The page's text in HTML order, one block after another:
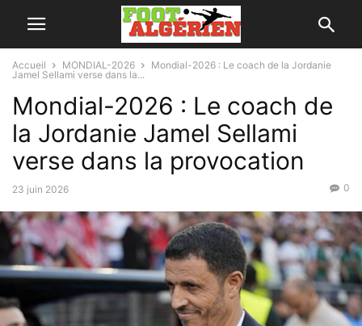
Accueil MONDIAL-2026
Mondial-2026 : Le coach de la Jordanie
Jamel Sellami verse dans la...
Mondial-2026 : Le coach de
la Jordanie Jamel Sellami
verse dans la provocation
23 juin 2026 0